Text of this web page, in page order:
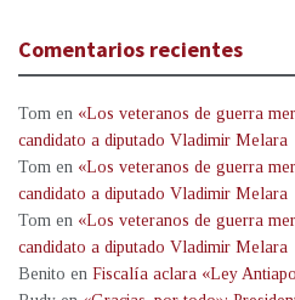
Comentarios recientes
Tom en «Los veteranos de guerra
candidato a diputado Vladimir Melara
Tom en «Los veteranos de guerra
candidato a diputado Vladimir Melara
Tom en «Los veteranos de guerra
candidato a diputado Vladimir Melara
Benito en Fiscalía aclara «Ley